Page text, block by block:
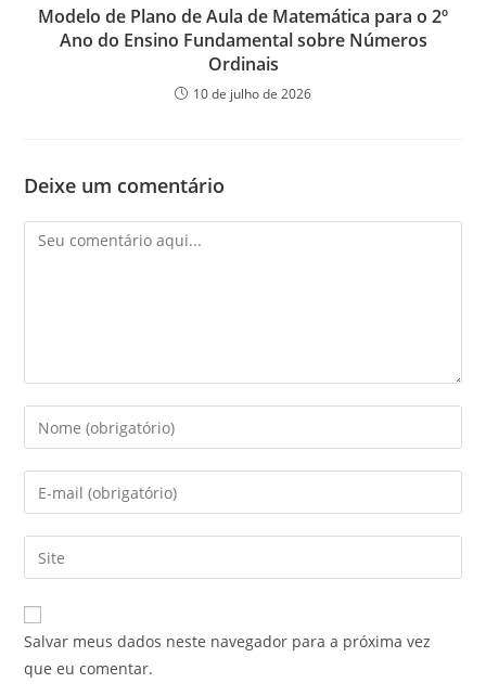
Modelo de Plano de Aula de Matemática para o 2º
Ano do Ensino Fundamental sobre Números
Ordinais
10 de julho de 2026
Deixe um comentário
Comentário
Digite
seu
nome
ou
de
usuário
para
comentar
Digite
seu
endereço
de
mail
para
comentar
Digite
o
URL
do
site
Salvar meus dados neste navegador para a próxima vez
que eu comentar.